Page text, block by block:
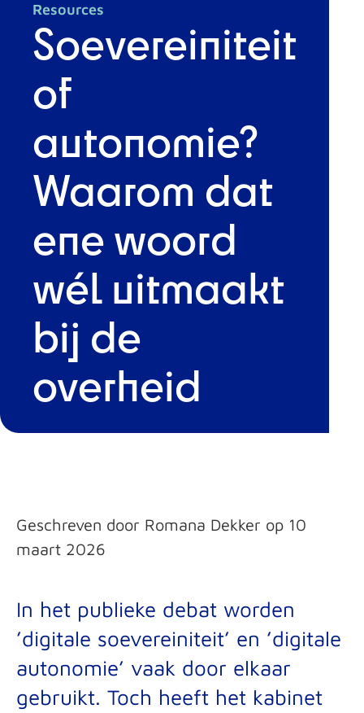
Resources
Soevereiniteit
of
autonomie?
Waarom dat
ene woord
wél uitmaakt
bij de
overheid
Geschreven door Romana Dekker op 10
maart 2026
In het publieke debat worden
’digitale soevereiniteit’ en ’digitale
autonomie’ vaak door elkaar
gebruikt. Toch heeft het kabinet